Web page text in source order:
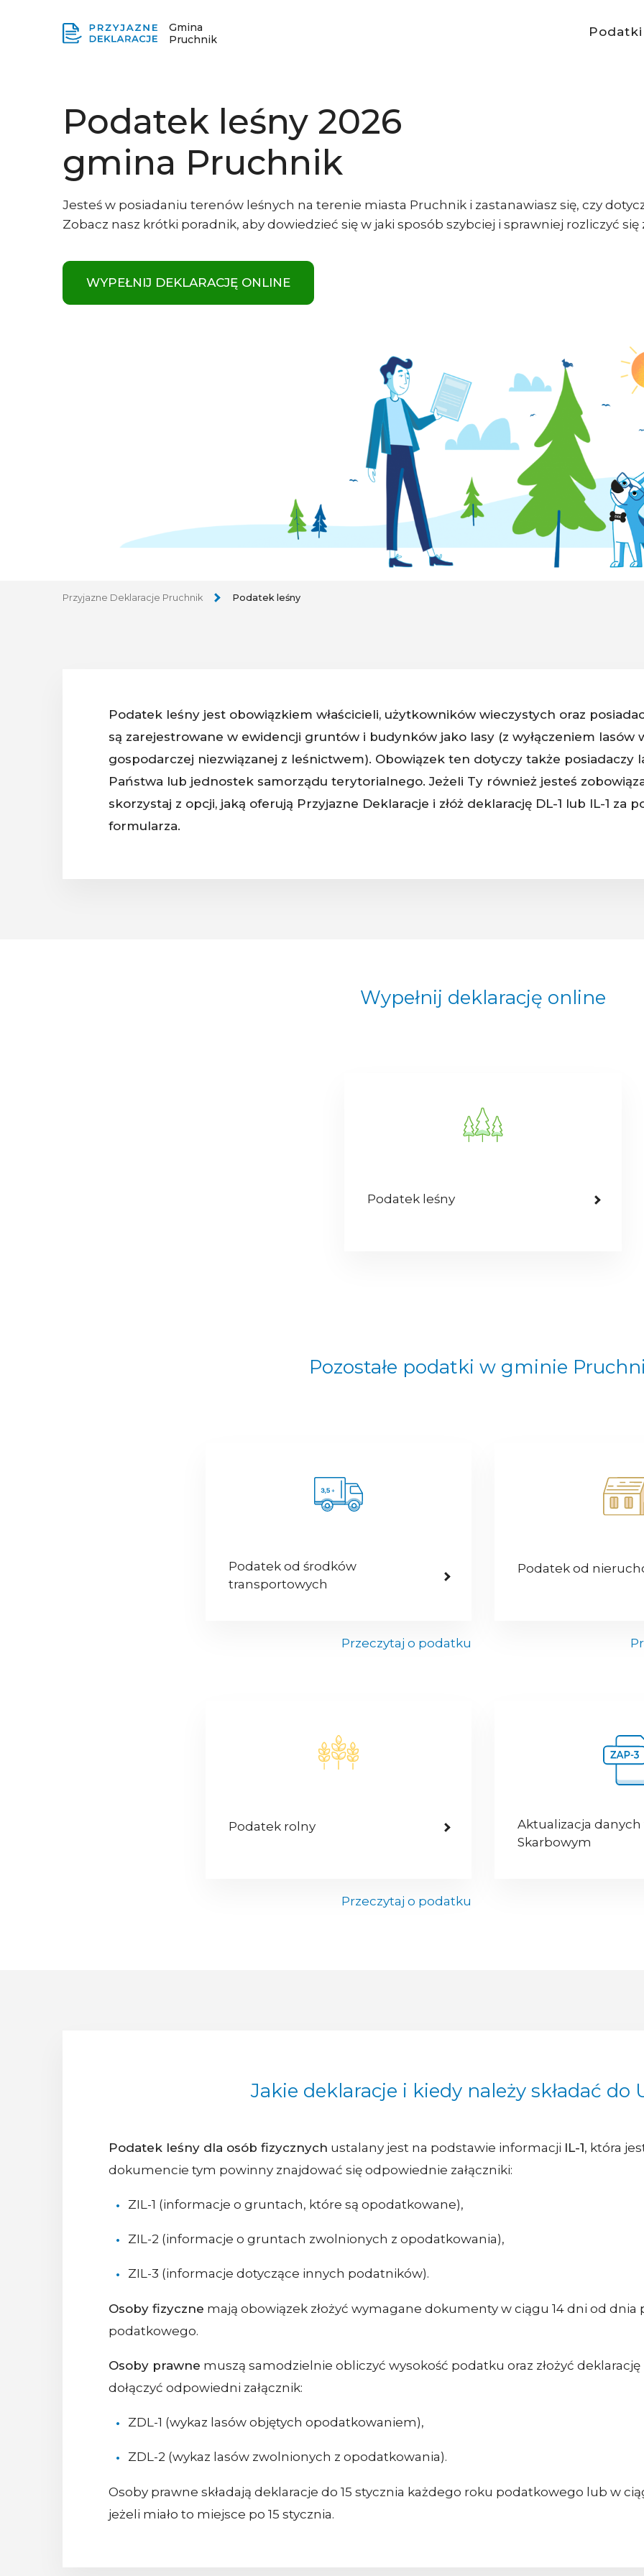
Gmina
Pruchnik
Podatki
Podatek leśny 2026
gmina Pruchnik
Jesteś w posiadaniu terenów leśnych na terenie miasta Pruchnik i zastanawiasz się, czy
Zobacz nasz krótki poradnik, aby dowiedzieć się w jaki sposób szybciej i sprawniej rozliczyć się
WYPEŁNIJ DEKLARACJĘ ONLINE
Przyjazne Deklaracje Pruchnik Podatek leśny
Podatek leśny jest obowiązkiem właścicieli, użytkowników wieczystych oraz
są zarejestrowane w ewidencji gruntów i budynków jako lasy (z wyłączeniem lasów
gospodarczej niezwiązanej z leśnictwem). Obowiązek ten dotyczy także posiadaczy
Państwa lub jednostek samorządu terytorialnego. Jeżeli Ty również jesteś
skorzystaj z opcji, jaką oferują Przyjazne Deklaracje i złóż deklarację DL-1 lub IL-1 za
formularza.
Wypełnij deklarację online
Podatek leśny
Pozostałe podatki w gminie
Podatek od środków
transportowych
Przeczytaj o podatku
Podatek od
Podatek rolny
Przeczytaj o podatku
Aktualizacja danych
Skarbowym
Jakie deklaracje i kiedy należy składać do
Podatek leśny dla osób fizycznych ustalany jest na podstawie informacji IL-1, która
dokumencie tym powinny znajdować się odpowiednie załączniki:
ZIL-1 (informacje o gruntach, które są opodatkowane),
ZIL-2 (informacje o gruntach zwolnionych z opodatkowania),
ZIL-3 (informacje dotyczące innych podatników).
Osoby fizyczne mają obowiązek złożyć wymagane dokumenty w ciągu 14 dni od dnia
podatkowego.
Osoby prawne muszą samodzielnie obliczyć wysokość podatku oraz złożyć deklarację
dołączyć odpowiedni załącznik:
ZDL-1 (wykaz lasów objętych opodatkowaniem),
ZDL-2 (wykaz lasów zwolnionych z opodatkowania).
Osoby prawne składają deklaracje do 15 stycznia każdego roku podatkowego lub w
jeżeli miało to miejsce po 15 stycznia.